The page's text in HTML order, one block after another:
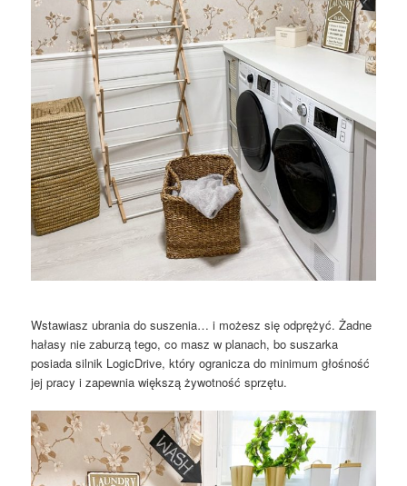
Wstawiasz ubrania do suszenia… i możesz się odprężyć. Żadne
hałasy nie zaburzą tego, co masz w planach, bo suszarka
posiada silnik LogicDrive, który ogranicza do minimum głośność
jej pracy i zapewnia większą żywotność sprzętu.